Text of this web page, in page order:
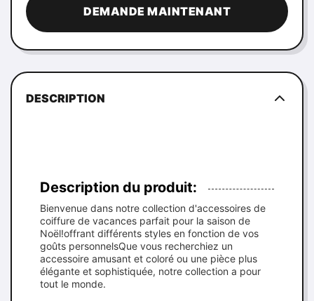
DEMANDE MAINTENANT
DESCRIPTION
Description du produit:
Bienvenue dans notre collection d'accessoires de
coiffure de vacances parfait pour la saison de
Noël!offrant différents styles en fonction de vos
goûts personnelsQue vous recherchiez un
accessoire amusant et coloré ou une pièce plus
élégante et sophistiquée, notre collection a pour
tout le monde.